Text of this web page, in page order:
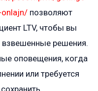
позволяют
LTV, чтобы вы
взвешенные решения.
оповещения, когда
или требуется